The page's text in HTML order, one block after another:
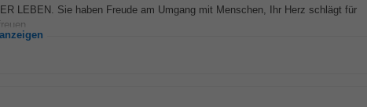
LEBEN. Sie haben Freude am Umgang mit Menschen, Ihr Herz schlägt für